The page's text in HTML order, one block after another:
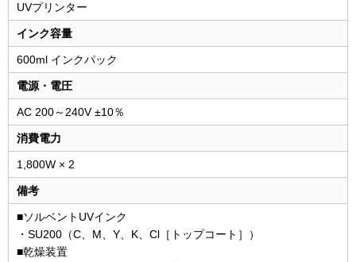
UVプリンター
インク容量
600ml インクパック
電源・電圧
AC 200～240V ±10％
消費電力
1,800W × 2
備考
■ソルベントUVインク
・SU200（C、M、Y、K、Cl［トップコート］）
■乾燥装置